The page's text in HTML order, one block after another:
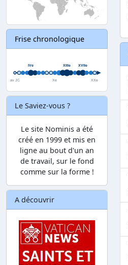
Frise chronologique
Le Saviez-vous ?
Le site Nominis a été
créé en 1999 et mis en
ligne au bout d'un an
de travail, sur le fond
comme sur la forme !
A découvrir